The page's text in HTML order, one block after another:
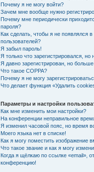
Почему я не могу войти?
Зачем мне вообще нужно
Почему мне периодически
пароля?
Как сделать, чтобы я не появлялся
пользователей?
Я забыл пароль!
Я только что зарегистрировался, но
Я давно зарегистрирован, но
Что такое COPPA?
Почему я не могу
Что делает функция «Удалить
Параметры и настройки
Как мне изменить мои настройки?
На конференции неправильное
Я изменил часовой пояс, но время
Моего языка нет в списке!
Как я могу поместить изображение
Что такое звание и как я могу
Когда я щёлкаю по ссылке «email»,
конференцию!